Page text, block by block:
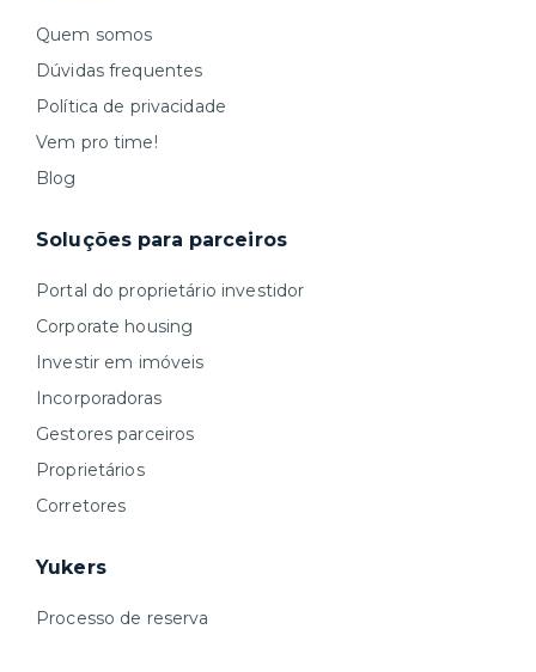
Quem somos
Dúvidas frequentes
Política de privacidade
Vem pro time!
Blog
Soluções para parceiros
Portal do proprietário investidor
Corporate housing
Investir em imóveis
Incorporadoras
Gestores parceiros
Proprietários
Corretores
Yukers
Processo de reserva